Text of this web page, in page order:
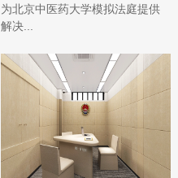
为北京中医药大学模拟法庭提供
解决...